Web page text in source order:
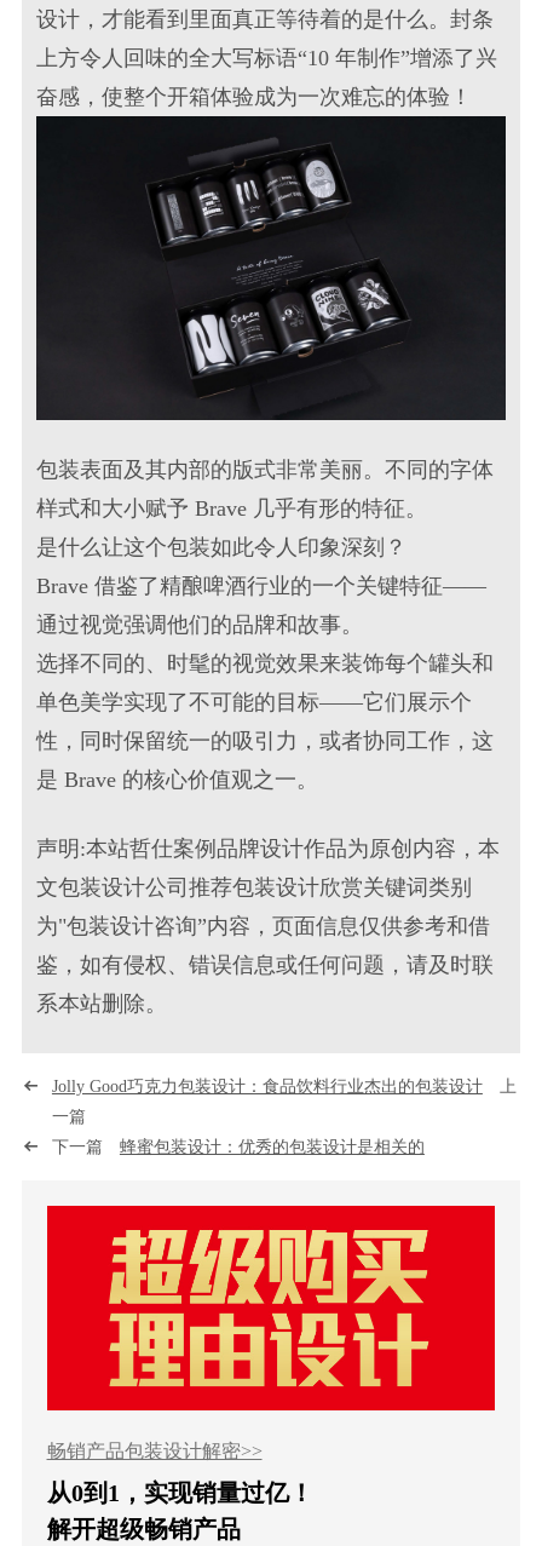
设计，才能看到里面真正等待着的是什么。封条
上方令人回味的全大写标语“10 年制作”增添了兴
奋感，使整个开箱体验成为一次难忘的体验！
包装表面及其内部的版式非常美丽。不同的字体
样式和大小赋予 Brave 几乎有形的特征。
是什么让这个包装如此令人印象深刻？
Brave 借鉴了精酿啤酒行业的一个关键特征——
通过视觉强调他们的品牌和故事。
选择不同的、时髦的视觉效果来装饰每个罐头和
单色美学实现了不可能的目标——它们展示个
性，同时保留统一的吸引力，或者协同工作，这
是 Brave 的核心价值观之一。
声明:本站哲仕案例品牌设计作品为原创内容，本
文包装设计公司推荐包装设计欣赏关键词类别
为"包装设计咨询”内容，页面信息仅供参考和借
鉴，如有侵权、错误信息或任何问题，请及时联
系本站删除。
Jolly Good巧克力包装设计：食品饮料行业杰出的包装设计上
一篇
下一篇 蜂蜜包装设计：优秀的包装设计是相关的
畅销产品包装设计解密>>
从0到1，实现销量过亿！
解开超级畅销产品